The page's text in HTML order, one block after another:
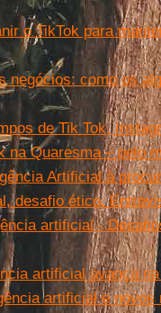
o TikTok para
negócios: como os
de Tik Tok,
na Quaresma – pelo
Artificial à
desafio ético.
artificial -
artificial avança
artificial e novos